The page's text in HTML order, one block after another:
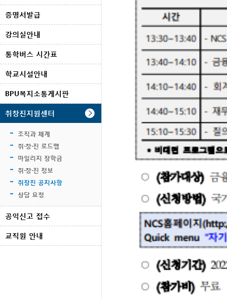
증명서발급
강의실안내
통학버스 시간표
학교시설안내
BPU복지소통게시판
취창진지원센터
조직과 체계
취·창·진 로드맵
마일리지 장학금
취·창·진 정보
취장진 공지사항
상담 요청
공익신고 접수
교직원 안내